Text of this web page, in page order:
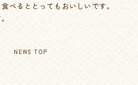
べるととってもおいしいです。
NEWS TOP